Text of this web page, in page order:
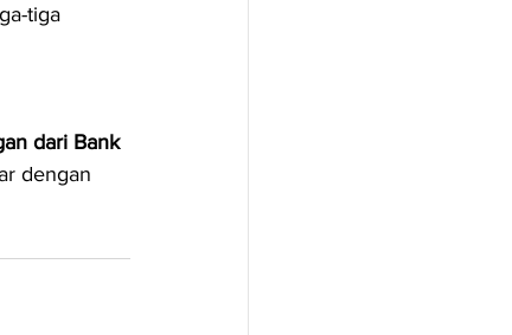
tiga
dari Bank
dengan